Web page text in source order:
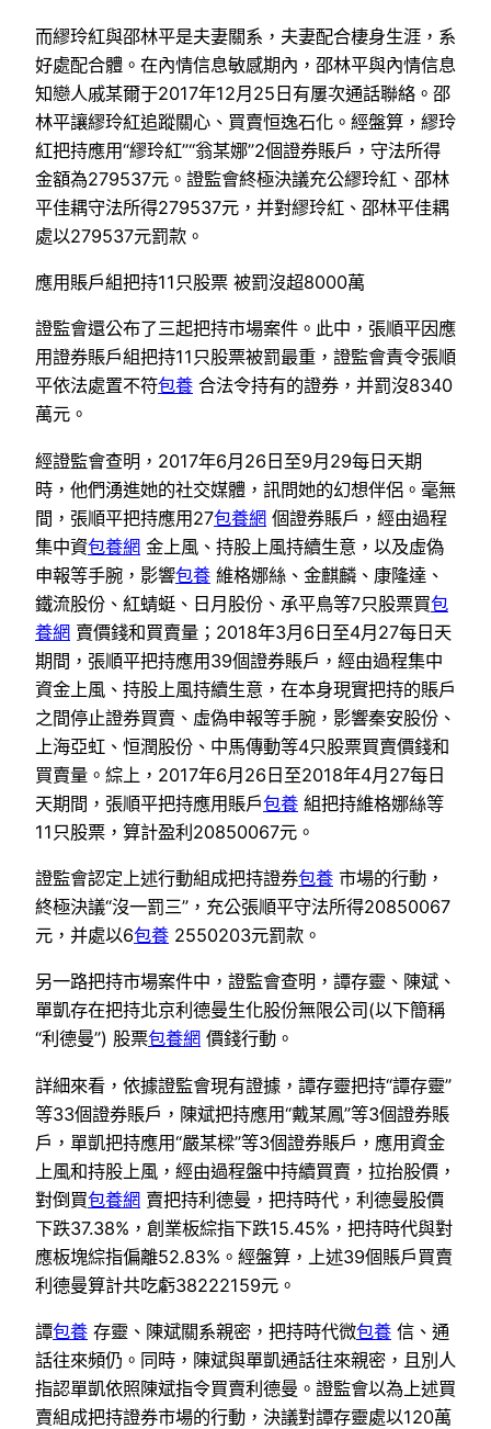
而繆玲紅與邵林平是夫妻關系，夫妻配合棲身生涯，系
好處配合體。在內情信息敏感期內，邵林平與內情信息
知戀人戚某爾于2017年12月25日有屢次通話聯絡。邵
林平讓繆玲紅追蹤關心、買賣恒逸石化。經盤算，繆玲
紅把持應用“繆玲紅”“翁某娜”2個證券賬戶，守法所得
金額為279537元。證監會終極決議充公繆玲紅、邵林
平佳耦守法所得279537元，并對繆玲紅、邵林平佳耦
處以279537元罰款。
應用賬戶組把持11只股票 被罰沒超8000萬
證監會還公布了三起把持市場案件。此中，張順平因應
用證券賬戶組把持11只股票被罰最重，證監會責令張順
平依法處置不符包養 合法令持有的證券，并罰沒8340
萬元。
經證監會查明，2017年6月26日至9月29每日天期
時，他們湧進她的社交媒體，訊問她的幻想伴侶。毫無
間，張順平把持應用27包養網 個證券賬戶，經由過程
集中資包養網 金上風、持股上風持續生意，以及虛偽
申報等手腕，影響包養 維格娜絲、金麒麟、康隆達、
鐵流股份、紅蜻蜓、日月股份、承平鳥等7只股票買包
養網 賣價錢和買賣量；2018年3月6日至4月27每日天
期間，張順平把持應用39個證券賬戶，經由過程集中
資金上風、持股上風持續生意，在本身現實把持的賬戶
之間停止證券買賣、虛偽申報等手腕，影響秦安股份、
上海亞虹、恒潤股份、中馬傳動等4只股票買賣價錢和
買賣量。綜上，2017年6月26日至2018年4月27每日
天期間，張順平把持應用賬戶包養 組把持維格娜絲等
11只股票，算計盈利20850067元。
證監會認定上述行動組成把持證券包養 市場的行動，
終極決議“沒一罰三”，充公張順平守法所得20850067
元，并處以6包養 2550203元罰款。
另一路把持市場案件中，證監會查明，譚存靈、陳斌、
單凱存在把持北京利德曼生化股份無限公司(以下簡稱
“利德曼”) 股票包養網 價錢行動。
詳細來看，依據證監會現有證據，譚存靈把持“譚存靈”
等33個證券賬戶，陳斌把持應用“戴某鳳”等3個證券賬
戶，單凱把持應用“嚴某樑”等3個證券賬戶，應用資金
上風和持股上風，經由過程盤中持續買賣，拉抬股價，
對倒買包養網 賣把持利德曼，把持時代，利德曼股價
下跌37.38%，創業板綜指下跌15.45%，把持時代與對
應板塊綜指偏離52.83%。經盤算，上述39個賬戶買賣
利德曼算計共吃虧38222159元。
譚包養 存靈、陳斌關系親密，把持時代微包養 信、通
話往來頻仍。同時，陳斌與單凱通話往來親密，且別人
指認單凱依照陳斌指令買賣利德曼。證監會以為上述買
賣組成把持證券市場的行動，決議對譚存靈處以120萬